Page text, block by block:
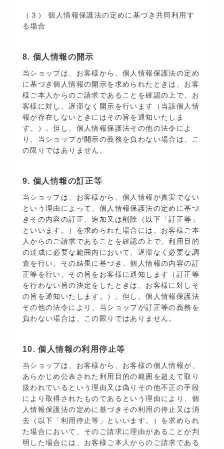
（３） 個人情報保護法の定めに基づき共同利用す
る場合
8. 個人情報の開示
当ショップは、お客様から、個人情報保護法の定め
に基づき個人情報の開示を求められたときは、お客
様ご本人からのご請求であることを確認の上で、お
客様に対し、遅滞なく開示を行います（当該個人情
報が存在しないときにはその旨を通知いたしま
す。）。但し、個人情報保護法その他の法令によ
り、当ショップが開示の義務を負わない場合は、こ
の限りではありません。
9. 個人情報の訂正等
当ショップは、お客様から、個人情報が真実でない
という理由によって、個人情報保護法の定めに基づ
きその内容の訂正、追加又は削除（以下「訂正等」
といいます。）を求められた場合には、お客様ご本
人からのご請求であることを確認の上で、利用目的
の達成に必要な範囲内において、遅滞なく必要な調
査を行い、その結果に基づき、個人情報の内容の訂
正等を行い、その旨をお客様に通知します（訂正等
を行わない旨の決定をしたときは、お客様に対しそ
の旨を通知いたします。）。但し、個人情報保護法
その他の法令により、当ショップが訂正等の義務を
負わない場合は、この限りではありません。
10. 個人情報の利用停止等
当ショップは、お客様から、お客様の個人情報が、
あらかじめ公表された利用目的の範囲を超えて取り
扱われているという理由又は偽りその他不正の手段
により取得されたものであるという理由により、個
人情報保護法の定めに基づきその利用の停止又は消
去（以下「利用停止等」といいます。）を求められ
た場合において、そのご請求に理由があることが判
明した場合には、お客様ご本人からのご請求である